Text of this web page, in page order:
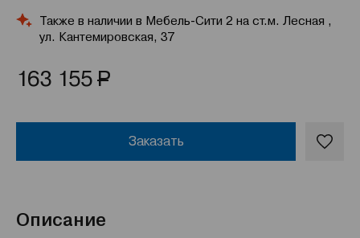
Также в наличии в Мебель-Сити 2 на ст.м. Лесная ,
ул. Кантемировская, 37
163 155Р
Заказать
Описание